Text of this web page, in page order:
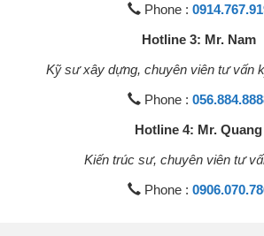
Phone :
Hotline 3: Mr. Nam
Kỹ sư xây dựng, chuyên viên tư vấn
Phone :
Hotline 4: Mr. Quang
Kiến trúc sư, chuyên viên tư
Phone :